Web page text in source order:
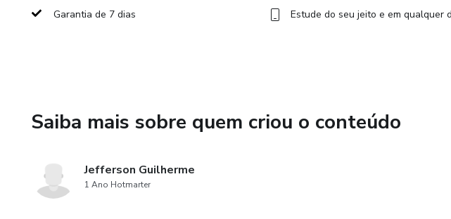
Garantia de 7 dias Estude do seu jeito e em qualquer
Saiba mais sobre quem criou o conteúdo
Jefferson Guilherme
1 Ano Hotmarter